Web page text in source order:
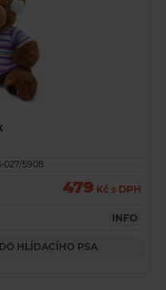
027/5908
479 Kč s DPH
INFO
HLÍDACÍHO PSA